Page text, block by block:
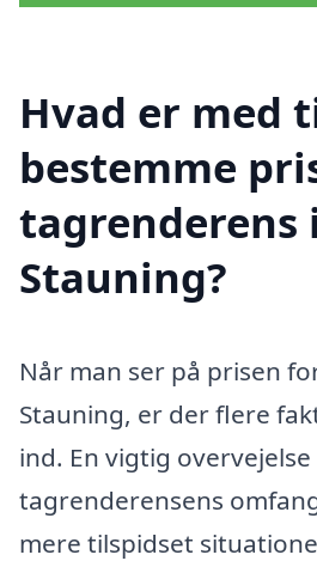
Hvad er med
bestemme
tagrenderens i
Stauning?
Når man ser på prisen
Stauning, er der flere
ind. En vigtig
tagrenderensens
mere tilspidset